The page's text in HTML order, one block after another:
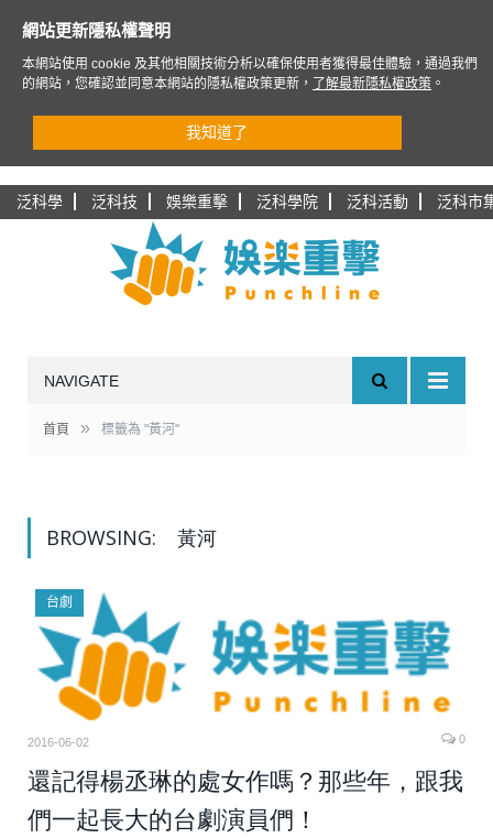
泛科學 泛科技 娛樂重擊 泛科學院 泛科活動 泛科市
NAVIGATE
首頁 » 標籤為 "黃河"
BROWSING: 黃河
台劇
2016-06-02 0
還記得楊丞琳的處女作嗎？那些年，跟我
們一起長大的台劇演員們！
網站更新隱私權聲明
本網站使用 cookie 及其他相關技術分析以確保使用者獲得最佳體驗，通過我們
的網站，您確認並同意本網站的隱私權政策更新，
了解最新隱私權政策 。
我知道了